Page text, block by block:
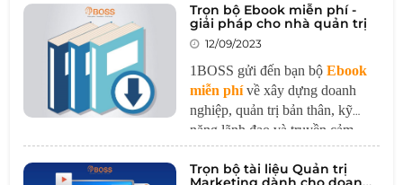
nghiệp trong tương lai.
Trọn bộ Ebook miễn phí -
giải pháp cho nhà quản trị
12/09/2023
1BOSS gửi đến bạn bộEbook
miễn phívề xây dựng doanh
nghiệp, quản trị bản thân, kỹ
năng lãnh đạo và truyền cảm
hứng.Trong thế giới kinh doanh
luôn thay đổi nhanh chóng, việc
Trọn bộ tài liệu Quản trị